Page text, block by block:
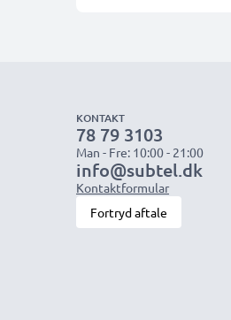
KONTAKT
78 79 3103
Man - Fre: 10:00 - 21:00
info@subtel.dk
Kontaktformular
Fortryd aftale